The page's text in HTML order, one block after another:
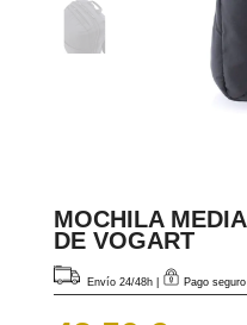
MOCHILA
DE VOGART
Envío 24/48h| Pago seguro